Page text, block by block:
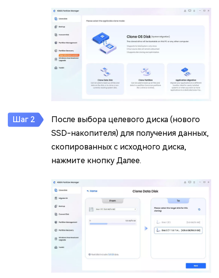
После выбора целевого диска (нового
SSD-накопителя) для получения данных,
скопированных с исходного диска,
нажмите кнопку Далее.